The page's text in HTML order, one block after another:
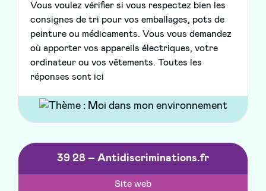
Vous voulez vérifier si vous respectez bien les
consignes de tri pour vos emballages, pots de
peinture ou médicaments. Vous vous demandez
où apporter vos appareils électriques, votre
ordinateur ou vos vêtements. Toutes les
réponses sont ici
39 28 – Antidiscriminations.fr
Site web